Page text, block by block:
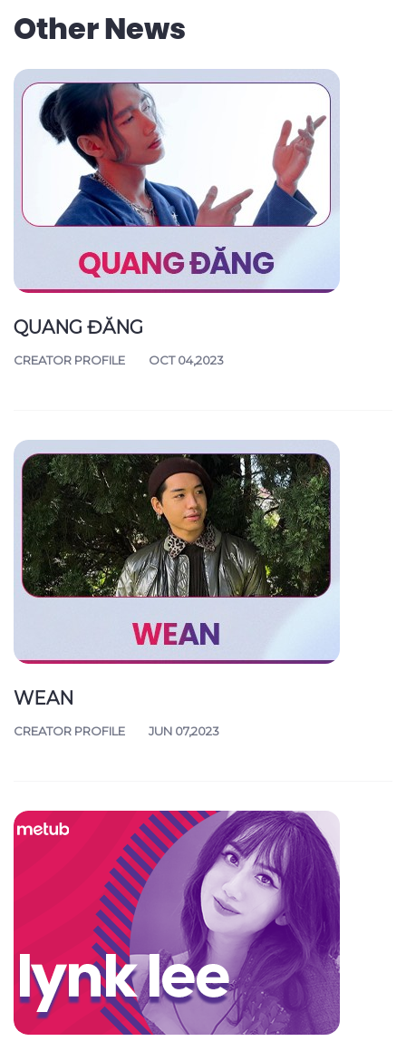
Other News
QUANG ĐĂNG
CREATOR PROFILE OCT 04,2023
WEAN
CREATOR PROFILE JUN 07,2023